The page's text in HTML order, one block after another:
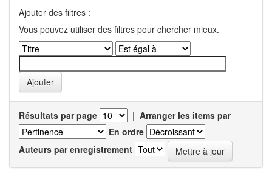
Ajouter des filtres :
Vous pouvez utiliser des filtres pour chercher mieux.
Résultats par page | Arranger les items par
En ordre
Auteurs par enregistrement